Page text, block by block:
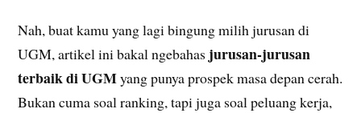
Nah, buat kamu yang lagi bingung milih jurusan di
UGM, artikel ini bakal ngebahas jurusan-jurusan
terbaik di UGMyang punya prospek masa depan cerah.
Bukan cuma soal ranking, tapi juga soal peluang kerja,